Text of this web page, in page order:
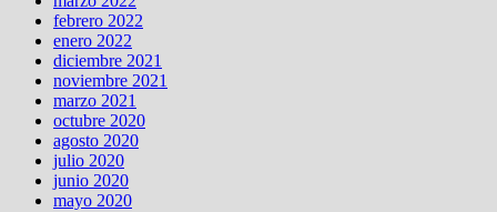
febrero 2022
enero 2022
diciembre 2021
noviembre 2021
marzo 2021
octubre 2020
agosto 2020
julio 2020
junio 2020
mayo 2020